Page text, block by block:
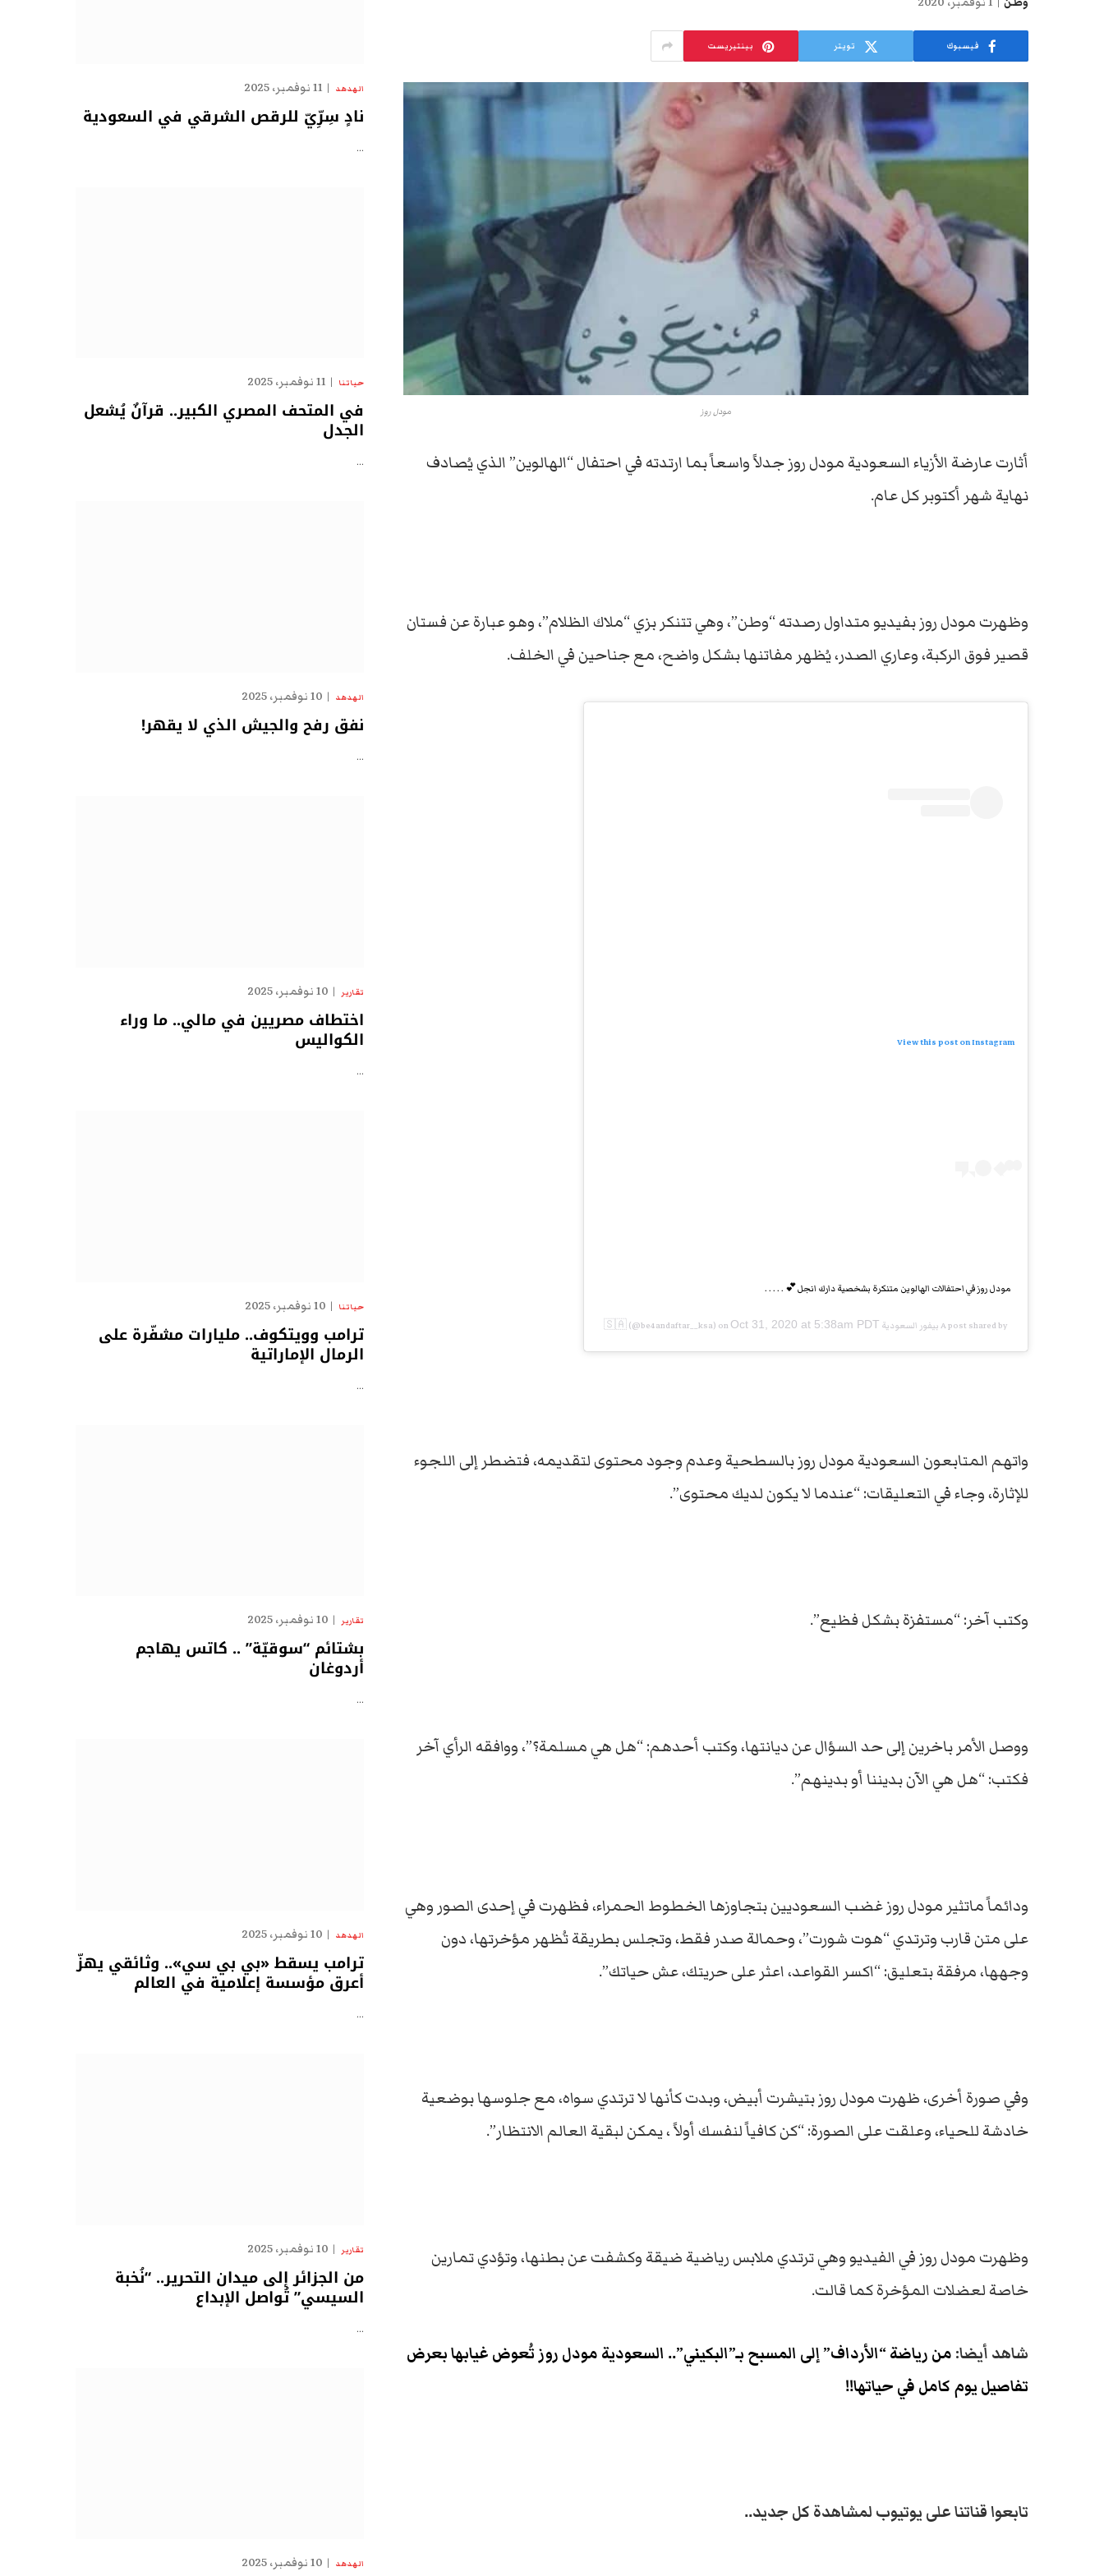
فيسبوك تويتر بينتيريست
مودل روز
أثارت عارضة الأزياء السعودية مودل روز جدلاً واسعاً بما ارتدته في احتفال “الهالوين” الذي يُصادف
نهاية شهر أكتوبر كل عام.
وظهرت مودل روز بفيديو متداول رصدته “وطن”، وهي تتنكر بزي “ملاك الظلام”، وهو عبارة عن فستان
قصير فوق الركبة، وعاري الصدر، يُظهر مفاتنها بشكل واضح، مع جناحين في الخلف.
View this post on Instagram
مودل روز في احتفالات الهالوين متنكرة بشخصية دارك انجل💕 . . . . .
A post shared byبيفور السعودية 🇸🇦 (@be4andaftar__ksa) on Oct 31, 2020 at 5:38am PDT
واتهم المتابعون السعودية مودل روز بالسطحية وعدم وجود محتوى لتقديمه، فتضطر إلى اللجوء
للإثارة، وجاء في التعليقات: “عندما لا يكون لديك محتوى”.
وكتب آخر: “مستفزة بشكل فظيع”.
ووصل الأمر باخرين إلى حد السؤال عن ديانتها، وكتب أحدهم: “هل هي مسلمة؟”، ووافقه الرأي آخر
فكتب: “هل هي الآن بديننا أو بدينهم”.
ودائماً ماتثير مودل روز غضب السعوديين بتجاوزها الخطوط الحمراء، فظهرت في إحدى الصور وهي
على متن قارب وترتدي “هوت شورت”، وحمالة صدر فقط، وتجلس بطريقة تُظهر مؤخرتها، دون
وجهها، مرفقة بتعليق: “اكسر القواعد، اعثر على حريتك، عش حياتك”.
وفي صورة أخرى، ظهرت مودل روز بتيشرت أبيض، وبدت كأنها لا ترتدي سواه، مع جلوسها بوضعية
خادشة للحياء، وعلقت على الصورة: “كن كافياً لنفسك أولاً ، يمكن لبقية العالم الانتظار”.
وظهرت مودل روز في الفيديو وهي ترتدي ملابس رياضية ضيقة وكشفت عن بطنها، وتؤدي تمارين
خاصة لعضلات المؤخرة كما قالت.
شاهد أيضا: من رياضة “الأرداف” إلى المسبح بـ”البكيني”.. السعودية مودل روز تُعوض غيابها بعرض
تفاصيل يوم كامل في حياتها!!
تابعوا قناتنا على يوتيوب لمشاهدة كل جديد..
الهدهد 11 نوفمبر، 2025
نادٍ سِرِّيّ للرقص الشرقي في السعودية
…
حياتنا 11 نوفمبر، 2025
في المتحف المصري الكبير.. قرآنٌ يُشعل
الجدل
…
الهدهد 10 نوفمبر، 2025
نفق رفح والجيش الذي لا يقهر!
…
تقارير 10 نوفمبر، 2025
اختطاف مصريين في مالي.. ما وراء
الكواليس
…
حياتنا 10 نوفمبر، 2025
ترامب وويتكوف.. مليارات مشفّرة على
الرمال الإماراتية
…
تقارير 10 نوفمبر، 2025
بشتائم “سوقيّة” .. كاتس يهاجم
أردوغان
…
الهدهد 10 نوفمبر، 2025
ترامب يسقط «بي بي سي».. وثائقي يهزّ
أعرق مؤسسة إعلامية في العالم
…
تقارير 10 نوفمبر، 2025
من الجزائر إلى ميدان التحرير.. “نُخبة
السيسي” تُواصل الإبداع
…
الهدهد 10 نوفمبر، 2025